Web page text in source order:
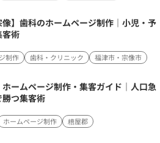
像】歯科のホームページ制作｜小児・予
客術
制作 歯科・クリニック 福津市・宗像市
ホームページ制作・集客ガイド｜人口急
つ集客術
ホームページ制作 糟屋郡